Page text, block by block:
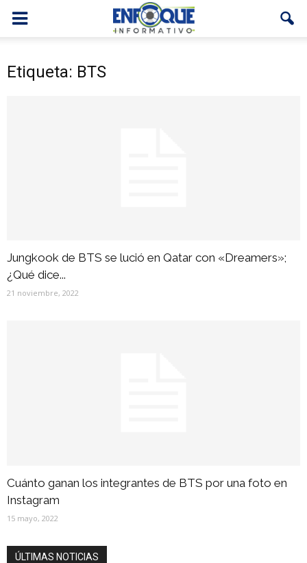
Etiqueta: BTS
Jungkook de BTS se lució en Qatar con «Dreamers»;
¿Qué dice...
21 noviembre, 2022
Cuánto ganan los integrantes de BTS por una foto en
Instagram
15 mayo, 2022
ÚLTIMAS NOTICIAS